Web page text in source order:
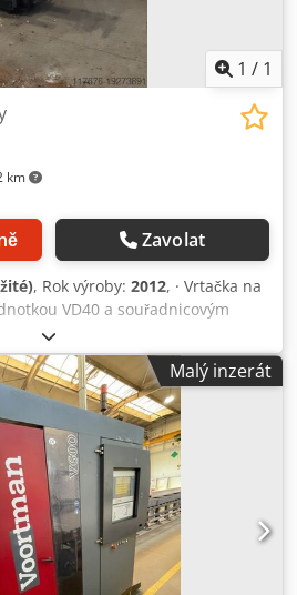
1 / 1
km
Zavolat
, Rok výroby: 2012, · Vrtačka na
VD40 a souřadnicovým
VTC 8/40 (8 míst). ·
VN 1/16 · Odjehlovací
je automaticky odjehlován).
Ah Iea Max. šířka:
3 - 60 mm Nosnost: 600 kg *
možné automatickým
Malý inzerát